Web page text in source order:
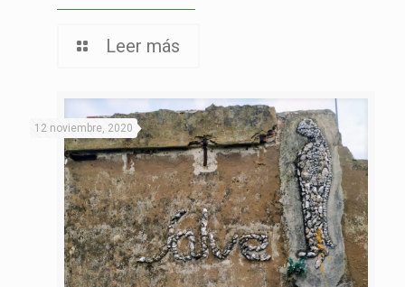
Leer más
12 noviembre, 2020